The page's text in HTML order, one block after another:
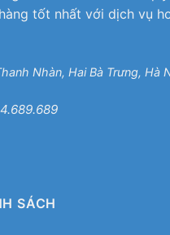
tốt nhất với dịch vụ
Nhàn, Hai Bà Trưng, Hà
SÁCH